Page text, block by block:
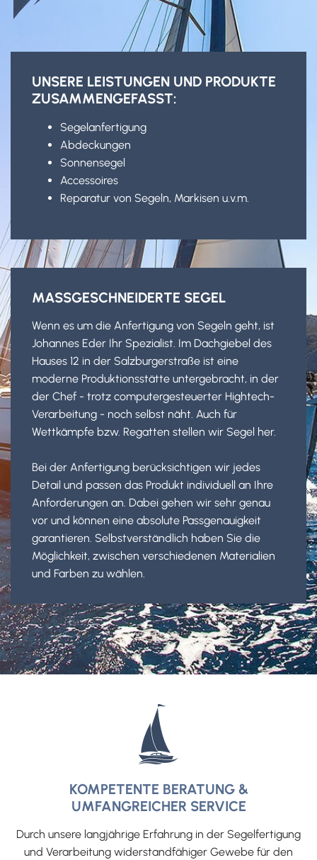
UNSERE LEISTUNGEN UND PRODUKTE
ZUSAMMENGEFASST:
Segelanfertigung
Abdeckungen
Sonnensegel
Accessoires
Reparatur von Segeln, Markisen u.v.m.
MASSGESCHNEIDERTE SEGEL
Wenn es um die Anfertigung von Segeln geht, ist
Johannes Eder Ihr Spezialist. Im Dachgiebel des
Hauses 12 in der Salzburgerstraße ist eine
moderne Produktionsstätte untergebracht, in der
der Chef - trotz computergesteuerter Hightech-
Verarbeitung - noch selbst näht. Auch für
Wettkämpfe bzw. Regatten stellen wir Segel her.
Bei der Anfertigung berücksichtigen wir jedes
Detail und passen das Produkt individuell an Ihre
Anforderungen an. Dabei gehen wir sehr genau
vor und können eine absolute Passgenauigkeit
garantieren. Selbstverständlich haben Sie die
Möglichkeit, zwischen verschiedenen Materialien
und Farben zu wählen.
KOMPETENTE BERATUNG &
UMFANGREICHER SERVICE
Durch unsere langjährige Erfahrung in der Segelfertigung
und Verarbeitung widerstandfähiger Gewebe für den